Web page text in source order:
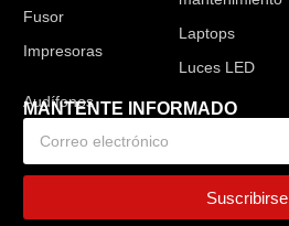
Fusor
Impresoras
Laptops
Luces LED
MANTENTE INFORMADO
Suscribirse